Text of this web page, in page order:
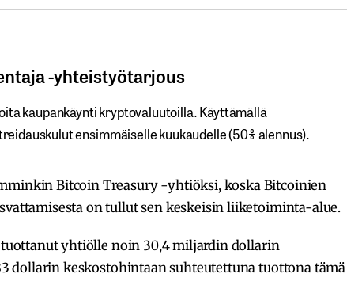
​-​​yhteistyötarjous
kaupankäynti kryptovaluutoilla.​ ​Käyttämällä​
​ensimmäiselle​ ​kuukaudelle​ ​(50%​ ​alennus).
Bitcoin Treasury -yhtiöksi, koska Bitcoinien
on tullut sen keskeisin liiketoiminta-alue.
yhtiölle noin 30,4 miljardin dollarin
dollarin keskostohintaan suhteutettuna tuottona tämä